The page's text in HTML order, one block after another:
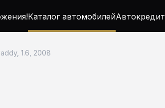
Каталог автомобилейАвтокредит
1.6, 2008